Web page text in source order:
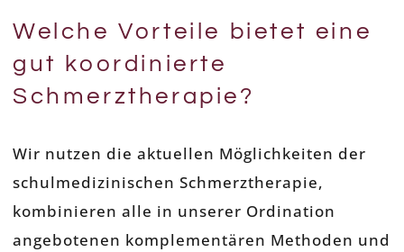
Welche Vorteile bietet eine
gut koordinierte
Schmerztherapie?
Wir nutzen die aktuellen Möglichkeiten der
schulmedizinischen Schmerztherapie,
kombinieren alle in unserer Ordination
angebotenen komplementären Methoden und